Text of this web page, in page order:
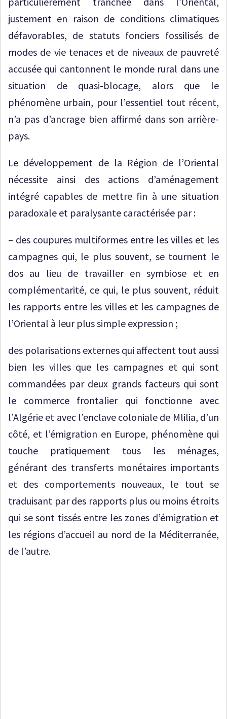
justement en raison de conditions climatiques
défavorables, de statuts fonciers fossilisés de
modes de vie tenaces et de niveaux de pauvreté
accusée qui cantonnent le monde rural dans une
situation de quasi-blocage, alors que le
phénomène urbain, pour l’essentiel tout récent,
n’a pas d’ancrage bien affirmé dans son arrière-
pays.
Le développement de la Région de l’Oriental
nécessite ainsi des actions d’aménagement
intégré capables de mettre fin à une situation
paradoxale et paralysante caractérisée par :
– des coupures multiformes entre les villes et les
campagnes qui, le plus souvent, se tournent le
dos au lieu de travailler en symbiose et en
complémentarité, ce qui, le plus souvent, réduit
les rapports entre les villes et les campagnes de
l’Oriental à leur plus simple expression ;
des polarisations externes qui affectent tout aussi
bien les villes que les campagnes et qui sont
commandées par deux grands facteurs qui sont
le commerce frontalier qui fonctionne avec
l’Algérie et avec l’enclave coloniale de Mlilia, d’un
côté, et l’émigration en Europe, phénomène qui
touche pratiquement tous les ménages,
générant des transferts monétaires importants
et des comportements nouveaux, le tout se
traduisant par des rapports plus ou moins étroits
qui se sont tissés entre les zones d’émigration et
les régions d’accueil au nord de la Méditerranée,
de l’autre.